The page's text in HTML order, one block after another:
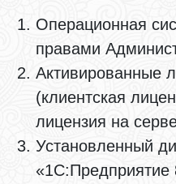
Операционная
правами
Активированные
(клиентская
лицензия на
Установленный
«1С:Предприятие